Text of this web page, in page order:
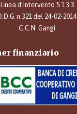
Linea d'Intervento 5.1.3.3
n.321 del 24-02-2014
C.C.N. Gangi
finanziario